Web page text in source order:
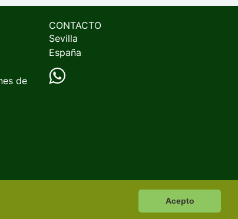
Acepto
de
CONTACTO
Sevilla
España